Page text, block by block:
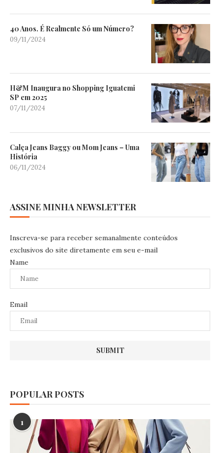
40 Anos. É Realmente Só um Número?
09/11/2024
H&M Inaugura no Shopping Iguatemi
SP em 2025
07/11/2024
Calça Jeans Baggy ou Mom Jeans – Uma
História
06/11/2024
ASSINE MINHA NEWSLETTER
Inscreva-se para receber semanalmente conteúdos
exclusivos do site diretamente em seu e-mail
Name
Email
POPULAR POSTS
1